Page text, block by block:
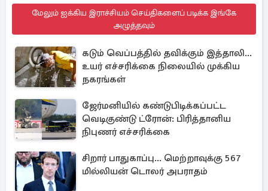
மேலும் ஐக்கிய இராச்சியம் செய்திகளைப் படிக்க இங்கே
அழுத்தவும்
கடும் வெப்பத்தில் தவிக்கும் இத்தாலி...
உயர் எச்சரிக்கை நிலையில் முக்கிய
நகரங்கள்
ஜேர்மனியில் கண்டுபிடிக்கப்பட்ட
வெடிகுண்டு ட்ரோன்: பிரித்தானிய
நிபுணர் எச்சரிக்கை
சிறார் பாதுகாப்பு... மெற்றாவுக்கு 567
மில்லியன் டொலர் அபராதம்